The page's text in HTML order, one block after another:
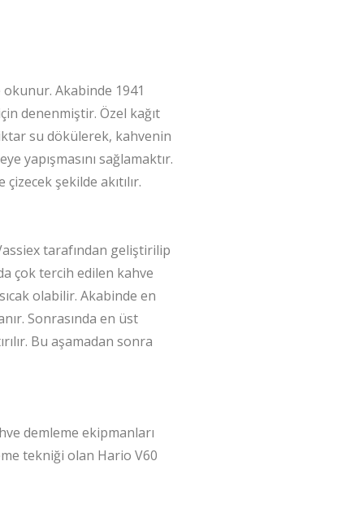
Akabinde 1941
denenmiştir. Özel kağıt
su dökülerek, kahvenin
yapışmasını sağlamaktır.
şekilde akıtılır.
tarafından geliştirilip
çok tercih edilen kahve
olabilir. Akabinde en
Sonrasında en üst
Bu aşamadan sonra
demleme ekipmanları
tekniği olan Hario V60